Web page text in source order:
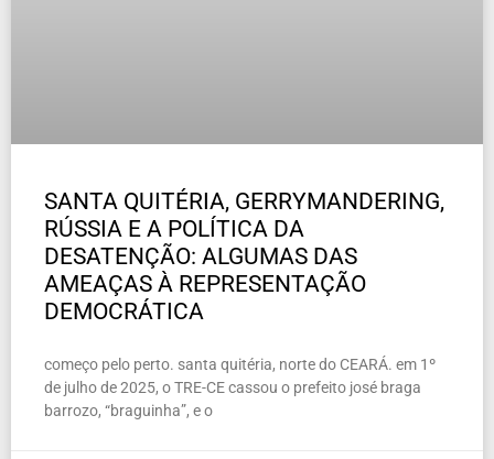
SANTA QUITÉRIA, GERRYMANDERING,
RÚSSIA E A POLÍTICA DA
DESATENÇÃO: ALGUMAS DAS
AMEAÇAS À REPRESENTAÇÃO
DEMOCRÁTICA
começo pelo perto. santa quitéria, norte do CEARÁ. em 1º
de julho de 2025, o TRE-CE cassou o prefeito josé braga
barrozo, “braguinha”, e o